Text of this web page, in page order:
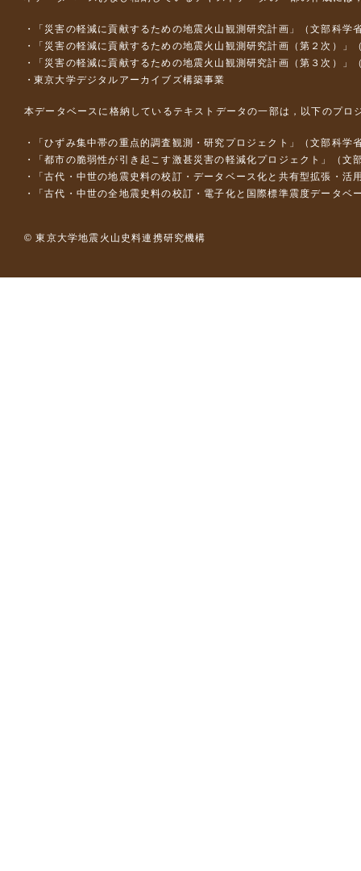
「災害の軽減に貢献するための地震火山観測研究計画」（文部科学
「災害の軽減に貢献するための地震火山観測研究計画（第２次）」
「災害の軽減に貢献するための地震火山観測研究計画（第３次）」
東京大学デジタルアーカイブズ構築事業
本データベースに格納しているテキストデータの一部は，以下のプロ
「ひずみ集中帯の重点的調査観測・研究プロジェクト」（文部科
「都市の脆弱性が引き起こす激甚災害の軽減化プロジェクト」（
「古代・中世の地震史料の校訂・データベース化と共有型拡張・
「古代・中世の全地震史料の校訂・電子化と国際標準震度データ
© 東京大学地震火山史料連携研究機構